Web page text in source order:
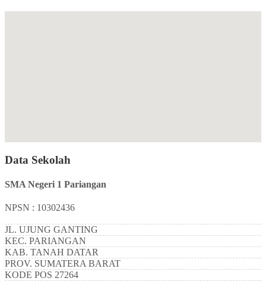
Data Sekolah
SMA Negeri 1 Pariangan
NPSN : 10302436
JL. UJUNG GANTING
KEC. PARIANGAN
KAB. TANAH DATAR
PROV. SUMATERA BARAT
KODE POS 27264